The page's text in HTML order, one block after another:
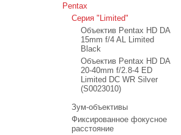
Pentax
Серия "Limited"
Объектив Pentax HD DA
15mm f/4 AL Limited
Black
Объектив Pentax HD DA
20-40mm f/2.8-4 ED
Limited DC WR Silver
(S0023010)
Зум-объективы
Фиксированное фокусное
расстояние